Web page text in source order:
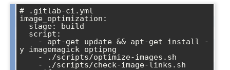
# .gitlab-ci.yml
image_optimization:
y imagemagick optipng